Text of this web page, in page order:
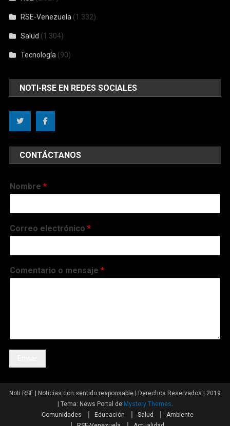
RSE-Venezuela (1.332)
Salud (1.304)
Tecnología (90)
NOTI-RSE EN REDES SOCIALES
CONTÁCTANOS
Nombre*
Correo electrónico*
Comentario o mensaje*
Noti RSE | Noticias con sentido responsable | Derechos Reservados | 2019
Tema: News Portal de Mystery Themes.
Comunidades
Educación Salud
Ambiente